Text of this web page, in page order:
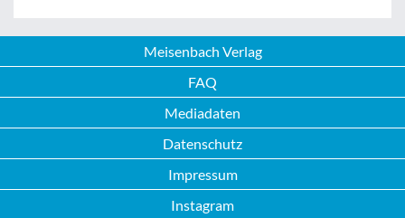
Meisenbach Verlag
FAQ
Mediadaten
Datenschutz
Impressum
Instagram